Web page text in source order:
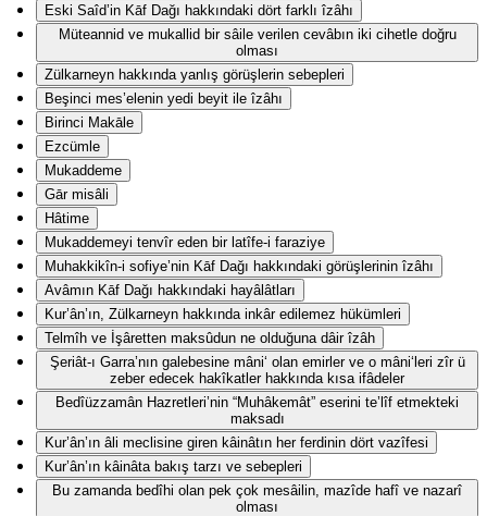
Eski Saîd’in Kāf Dağı hakkındaki dört farklı îzâhı
Müteannid ve mukallid bir sâile verilen cevâbın iki cihetle doğru
olması
Zülkarneyn hakkında yanlış görüşlerin sebepleri
Beşinci mes’elenin yedi beyit ile îzâhı
Birinci Makāle
Ezcümle
Mukaddeme
Gār misâli
Hâtime
Mukaddemeyi tenvîr eden bir latîfe-i faraziye
Muhakkikîn-i sofiye’nin Kāf Dağı hakkındaki görüşlerinin îzâhı
Avâmın Kāf Dağı hakkındaki hayâlâtları
Kur’ân’ın, Zülkarneyn hakkında inkâr edilemez hükümleri
Telmîh ve İşâretten maksûdun ne olduğuna dâir îzâh
Şeriât-ı Garra’nın galebesine mâni‘ olan emirler ve o mâni‘leri zîr ü
zeber edecek hakîkatler hakkında kısa ifâdeler
Bedîüzzamân Hazretleri’nin “Muhâkemât” eserini te’lîf etmekteki
maksadı
Kur’ân’ın âli meclisine giren kâinâtın her ferdinin dört vazîfesi
Kur’ân’ın kâinâta bakış tarzı ve sebepleri
Bu zamanda bedîhi olan pek çok mesâilin, mazîde hafî ve nazarî
olması